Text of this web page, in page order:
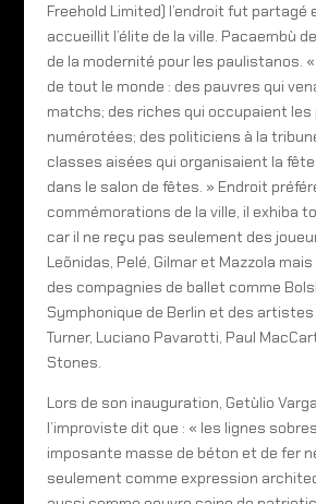
Freehold Limited) l’endroit fut partagé
accueillit l’élite de la ville. Pacaembù
de la modernité pour les paulistanos.
de tout le monde : des pauvres qui
matchs; des riches qui occupaient les
numérotées; des politiciens à la
classes aisées qui organisaient la fête
dans le salon de fêtes. » Endroit
commémorations de la ville, il exhiba
car il ne reçu pas seulement des
Leõnidas, Pelé, Gilmar et Mazzola
des compagnies de ballet comme
Symphonique de Berlin et des artistes
Turner, Luciano Pavarotti, Paul
Stones.
Lors de son inauguration, Getùlio
l’improviste dit que : « les lignes
imposante masse de béton et de fer
seulement comme expression